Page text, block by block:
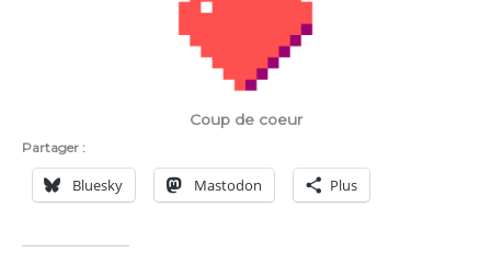
Coup de coeur
Partager :
Bluesky Mastodon Plus